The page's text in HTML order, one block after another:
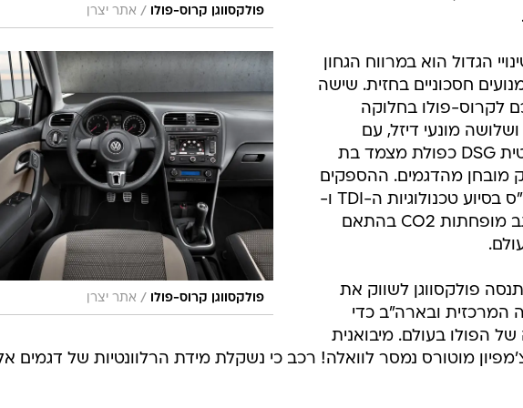
פולקסווגן קרוס-פולו / אתר יצרן
פולקסווגן קרוס-פולו / אתר יצרן
הגדול הוא במרווח הגחון 
מנועים חסכוניים בחזית. שישה
לקרוס-פולו בחלוקה
מונעי דיזל, עם
אופציה לתיבה רובוטית DSG כפולת מצמד בת
מובחן מהדגמים. ההספקים
ינועו בין 70 ל-105 כ"ס בסיוע טכנולוגיות ה-TDI ו-
TSI של הקונצרן, אגב מופחתות CO2 בהתאם
פולקסווגן לשווק את
המרכזית ובארה"ב כדי
הפולו בעולם. מיבואנית
מוטורס נמסר לוואלה! רכב כי נשקלת מידת הרלוונטיות של דגמים